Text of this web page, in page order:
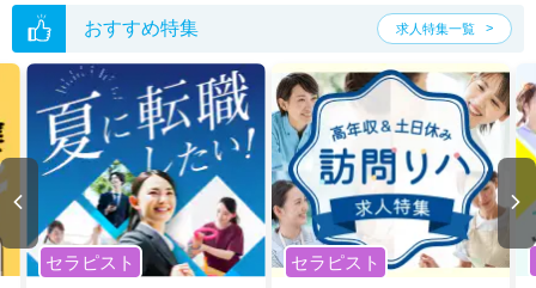
転職支援の他、情報収集や募集状況の確認も、お気軽にご相談くださ
い。
おすすめ特集 求人特集一覧
セラピスト セラピスト